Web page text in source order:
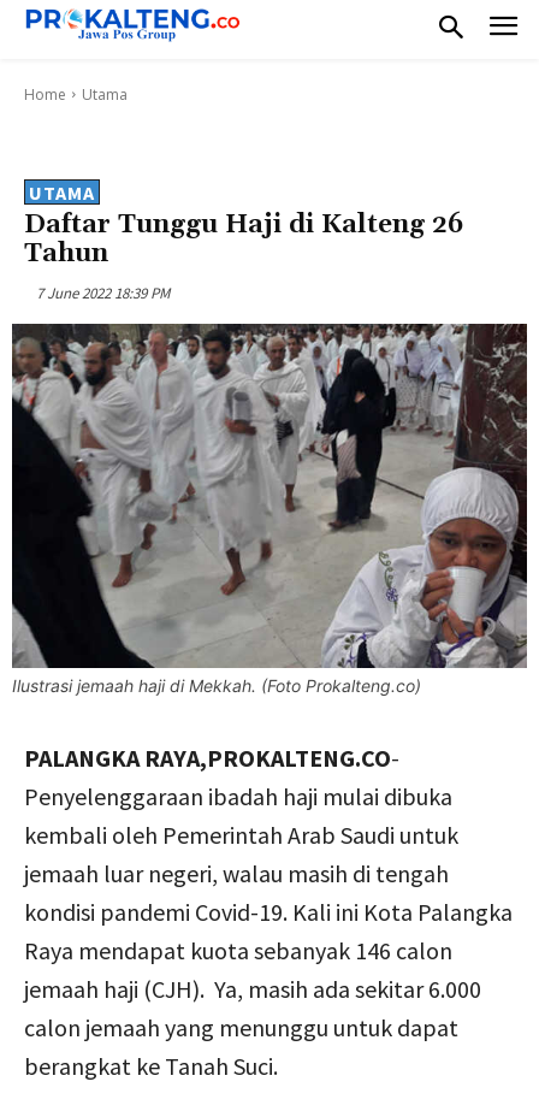
Home Utama
UTAMA
Daftar Tunggu Haji di Kalteng 26
Tahun
7 June 2022 18:39 PM
Ilustrasi jemaah haji di Mekkah. (Foto Prokalteng.co)
PALANGKA RAYA,PROKALTENG.CO-
Penyelenggaraan ibadah haji mulai dibuka
kembali oleh Pemerintah Arab Saudi untuk
jemaah luar negeri, walau masih di tengah
kondisi pandemi Covid-19. Kali ini Kota Palangka
Raya mendapat kuota sebanyak 146 calon
jemaah haji (CJH). Ya, masih ada sekitar 6.000
calon jemaah yang menunggu untuk dapat
berangkat ke Tanah Suci.